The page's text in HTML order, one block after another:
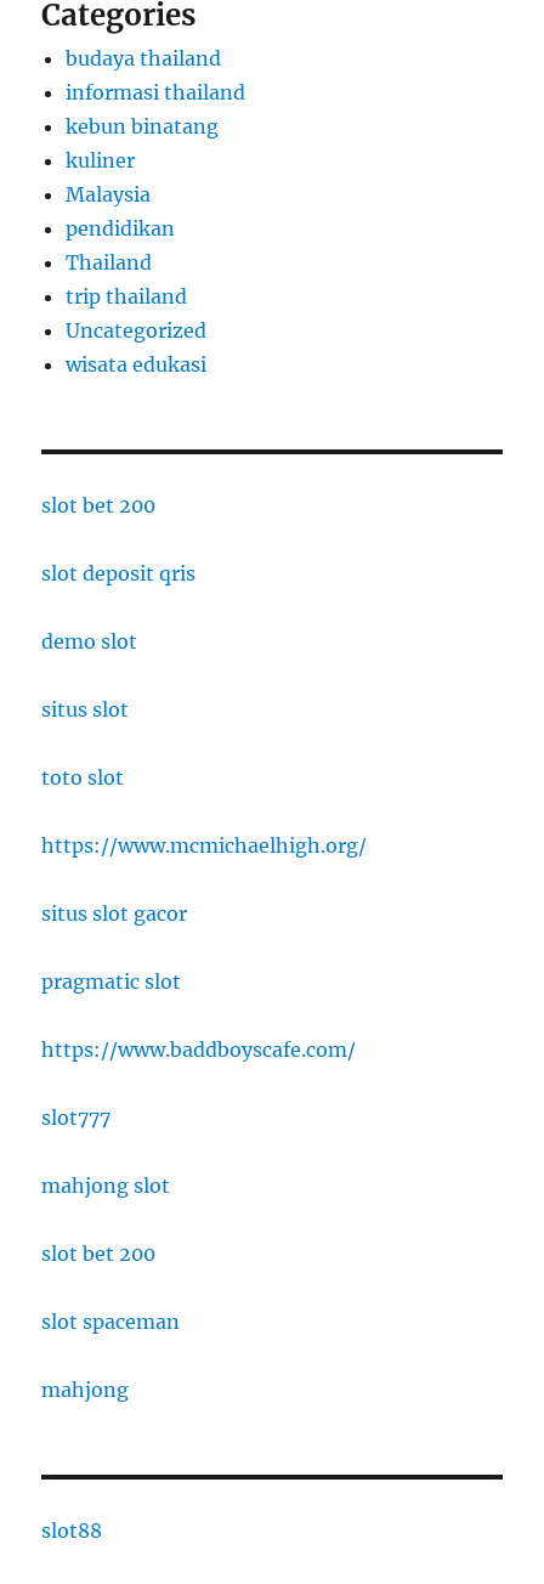
Categories
budaya thailand
informasi thailand
kebun binatang
kuliner
Malaysia
pendidikan
Thailand
trip thailand
Uncategorized
wisata edukasi
slot bet 200
slot deposit qris
demo slot
situs slot
toto slot
https://www.mcmichaelhigh.org/
situs slot gacor
pragmatic slot
https://www.baddboyscafe.com/
slot777
mahjong slot
slot bet 200
slot spaceman
mahjong
slot88